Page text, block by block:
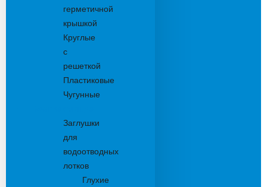
герметичной
крышкой
Круглые
с
решеткой
Пластиковые
Чугунные
Заглушки
для
водоотводных
лотков
Глухие